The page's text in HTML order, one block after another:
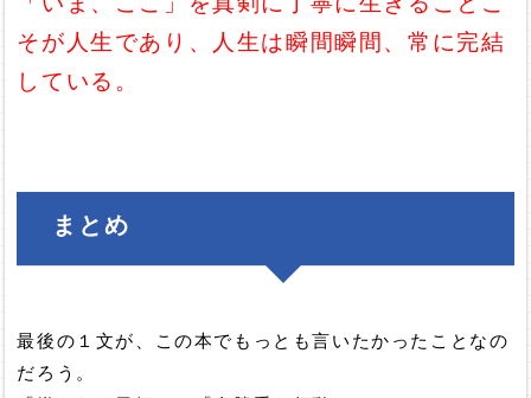
そが人生であり、人生は瞬間瞬間、常に完結
している。
まとめ
最後の１文が、この本でもっとも言いたかったことなの
だろう。